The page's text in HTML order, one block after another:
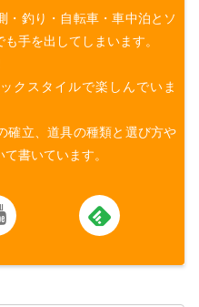
・釣り・自転車・車中泊とソ
手を出してしまいます。
クスタイルで楽しんでいま
確立、道具の種類と選び方や
書いています。